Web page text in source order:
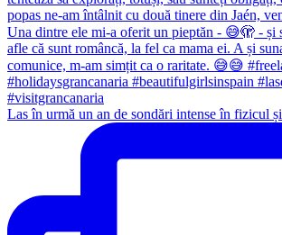
Las în urmă un an de sondări intense în fizicul și